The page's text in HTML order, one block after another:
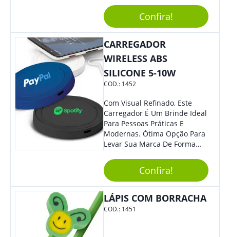
Sua Empresa Em Eventos,
Reuniões Corporativas Ou Até
Mesmo Para Presentear
Colaboradores E Parceiros De
Sua Empresa.
Confira!
CARREGADOR
WIRELESS ABS
SILICONE 5-10W
COD.: 1452
Com Visual Refinado, Este
Carregador É Um Brinde Ideal
Para Pessoas Práticas E
Modernas. Ótima Opção Para
Levar Sua Marca De Forma
Sua Empresa Em Eventos,
Reuniões Corporativas Ou Até
Mesmo Para Presentear
Colaboradores E Parceiros De
Sua Empresa.
Confira!
LÁPIS COM BORRACHA
COD.: 1451